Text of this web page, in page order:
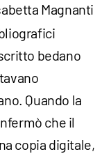
Magnanti
bedano
Quando la
che il
copia digitale,